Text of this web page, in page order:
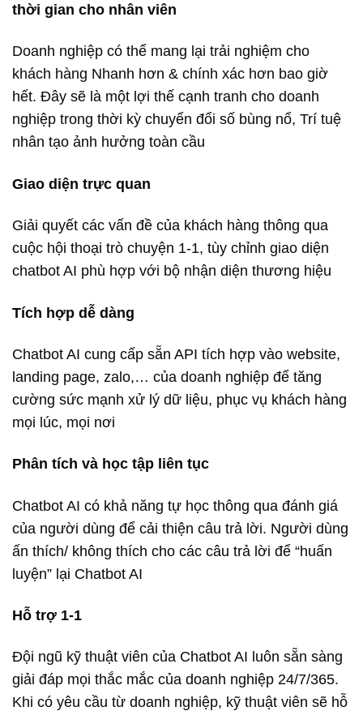
thời gian cho nhân viên
Doanh nghiệp có thể mang lại trải nghiệm cho
khách hàng Nhanh hơn & chính xác hơn bao giờ
hết. Đây sẽ là một lợi thế cạnh tranh cho doanh
nghiệp trong thời kỳ chuyển đổi số bùng nổ, Trí tuệ
nhân tạo ảnh hưởng toàn cầu
Giao diện trực quan
Giải quyết các vấn đề của khách hàng thông qua
cuộc hội thoại trò chuyện 1-1, tùy chỉnh giao diện
chatbot AI phù hợp với bộ nhận diện thương hiệu
Tích hợp dễ dàng
Chatbot AI cung cấp sẵn API tích hợp vào website,
landing page, zalo,… của doanh nghiệp để tăng
cường sức mạnh xử lý dữ liệu, phục vụ khách hàng
mọi lúc, mọi nơi
Phân tích và học tập liên tục
Chatbot AI có khả năng tự học thông qua đánh giá
của người dùng để cải thiện câu trả lời. Người dùng
ấn thích/ không thích cho các câu trả lời để “huấn
luyện” lại Chatbot AI
Hỗ trợ 1-1
Đội ngũ kỹ thuật viên của Chatbot AI luôn sẵn sàng
giải đáp mọi thắc mắc của doanh nghiệp 24/7/365.
Khi có yêu cầu từ doanh nghiệp, kỹ thuật viên sẽ hỗ